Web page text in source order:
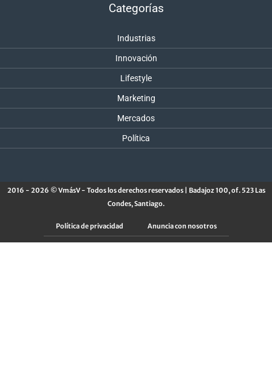
Categorías
Industrias
Innovación
Lifestyle
Marketing
Mercados
Política
2016 - 2026 © VmásV - Todos los derechos reservados | Badajoz 100, of. 523 Las
Condes, Santiago.
Política de privacidad Anuncia con nosotros